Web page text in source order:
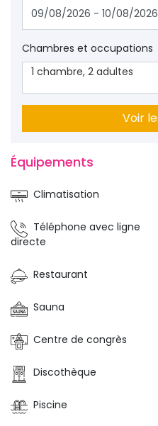
Chambres et occupations
1 chambre, 2 adultes
Voir
Équipements
Climatisation
Téléphone avec ligne
directe
Restaurant
Sauna
Centre de congrès
Discothèque
Piscine